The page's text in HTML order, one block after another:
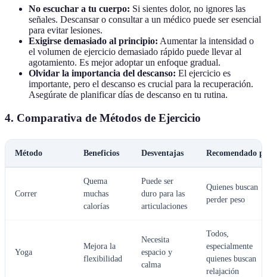
No escuchar a tu cuerpo: Si sientes dolor, no ignores las
señales. Descansar o consultar a un médico puede ser esencial
para evitar lesiones.
Exigirse demasiado al principio: Aumentar la intensidad o
el volumen de ejercicio demasiado rápido puede llevar al
agotamiento. Es mejor adoptar un enfoque gradual.
Olvidar la importancia del descanso: El ejercicio es
importante, pero el descanso es crucial para la recuperación.
Asegúrate de planificar días de descanso en tu rutina.
4. Comparativa de Métodos de Ejercicio
Método Beneficios Desventajas Recomendado
Correr
Quema
muchas
calorías
Puede ser
duro para las
articulaciones
Quienes buscan
perder peso
Yoga
Mejora la
flexibilidad
Necesita
espacio y
calma
Todos,
especialmente
quienes buscan
relajación